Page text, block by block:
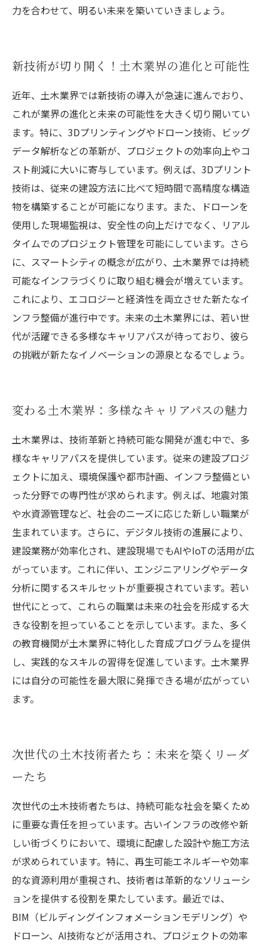
力を合わせて、明るい未来を築いていきましょう。
新技術が切り開く！土木業界の進化と可能性
近年、土木業界では新技術の導入が急速に進んでおり、
これが業界の進化と未来の可能性を大きく切り開いてい
ます。特に、3Dプリンティングやドローン技術、ビッグ
データ解析などの革新が、プロジェクトの効率向上やコ
スト削減に大いに寄与しています。例えば、3Dプリント
技術は、従来の建設方法に比べて短時間で高精度な構造
物を構築することが可能になります。また、ドローンを
使用した現場監視は、安全性の向上だけでなく、リアル
タイムでのプロジェクト管理を可能にしています。さら
に、スマートシティの概念が広がり、土木業界では持続
可能なインフラづくりに取り組む機会が増えています。
これにより、エコロジーと経済性を両立させた新たなイ
ンフラ整備が進行中です。未来の土木業界には、若い世
代が活躍できる多様なキャリアパスが待っており、彼ら
の挑戦が新たなイノベーションの源泉となるでしょう。
変わる土木業界：多様なキャリアパスの魅力
土木業界は、技術革新と持続可能な開発が進む中で、多
様なキャリアパスを提供しています。従来の建設プロジ
ェクトに加え、環境保護や都市計画、インフラ整備とい
った分野での専門性が求められます。例えば、地震対策
や水資源管理など、社会のニーズに応じた新しい職業が
生まれています。さらに、デジタル技術の進展により、
建設業務が効率化され、建設現場でもAIやIoTの活用が広
がっています。これに伴い、エンジニアリングやデータ
分析に関するスキルセットが重要視されています。若い
世代にとって、これらの職業は未来の社会を形成する大
きな役割を担っていることを示しています。また、多く
の教育機関が土木業界に特化した育成プログラムを提供
し、実践的なスキルの習得を促進しています。土木業界
には自分の可能性を最大限に発揮できる場が広がってい
ます。
次世代の土木技術者たち：未来を築くリーダ
ーたち
次世代の土木技術者たちは、持続可能な社会を築くため
に重要な責任を担っています。古いインフラの改修や新
しい街づくりにおいて、環境に配慮した設計や施工方法
が求められています。特に、再生可能エネルギーや効率
的な資源利用が重視され、技術者は革新的なソリューシ
ョンを提供する役割を果たしています。最近では、
BIM（ビルディングインフォメーションモデリング）や
ドローン、AI技術などが活用され、プロジェクトの効率